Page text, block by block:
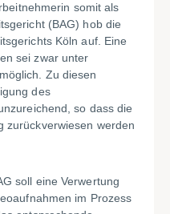
somit als
(BAG) hob die
Köln auf. Eine
sei zwar unter
Zu diesen
des
so dass die
zurückverwiesen werden
soll eine Verwertung
im Prozess